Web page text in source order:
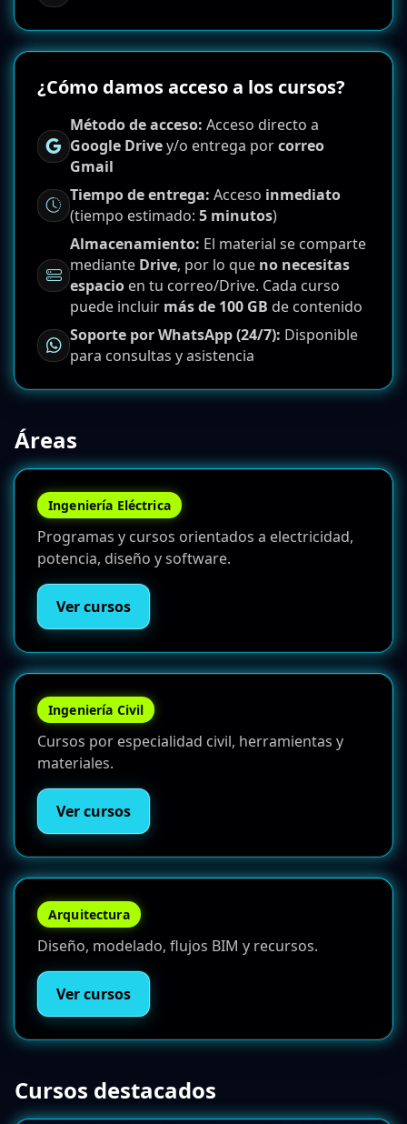
¿Cómo damos acceso a los cursos?
Método de acceso: Acceso directo a
Google Drivey/o entrega porcorreo
Gmail
Tiempo de entrega: Acceso inmediato
(tiempo estimado: 5 minutos)
Almacenamiento: El material se comparte
mediante Drive, por lo que no necesitas
espacio en tu correo/Drive. Cada curso
puede incluir más de 100 GB de contenido
Soporte por WhatsApp (24/7): Disponible
para consultas y asistencia
Áreas
Ingeniería Eléctrica
Programas y cursos orientados a electricidad,
potencia, diseño y software.
Ver cursos
Ingeniería Civil
Cursos por especialidad civil, herramientas y
materiales.
Ver cursos
Arquitectura
Diseño, modelado, flujos BIM y recursos.
Ver cursos
Cursos destacados